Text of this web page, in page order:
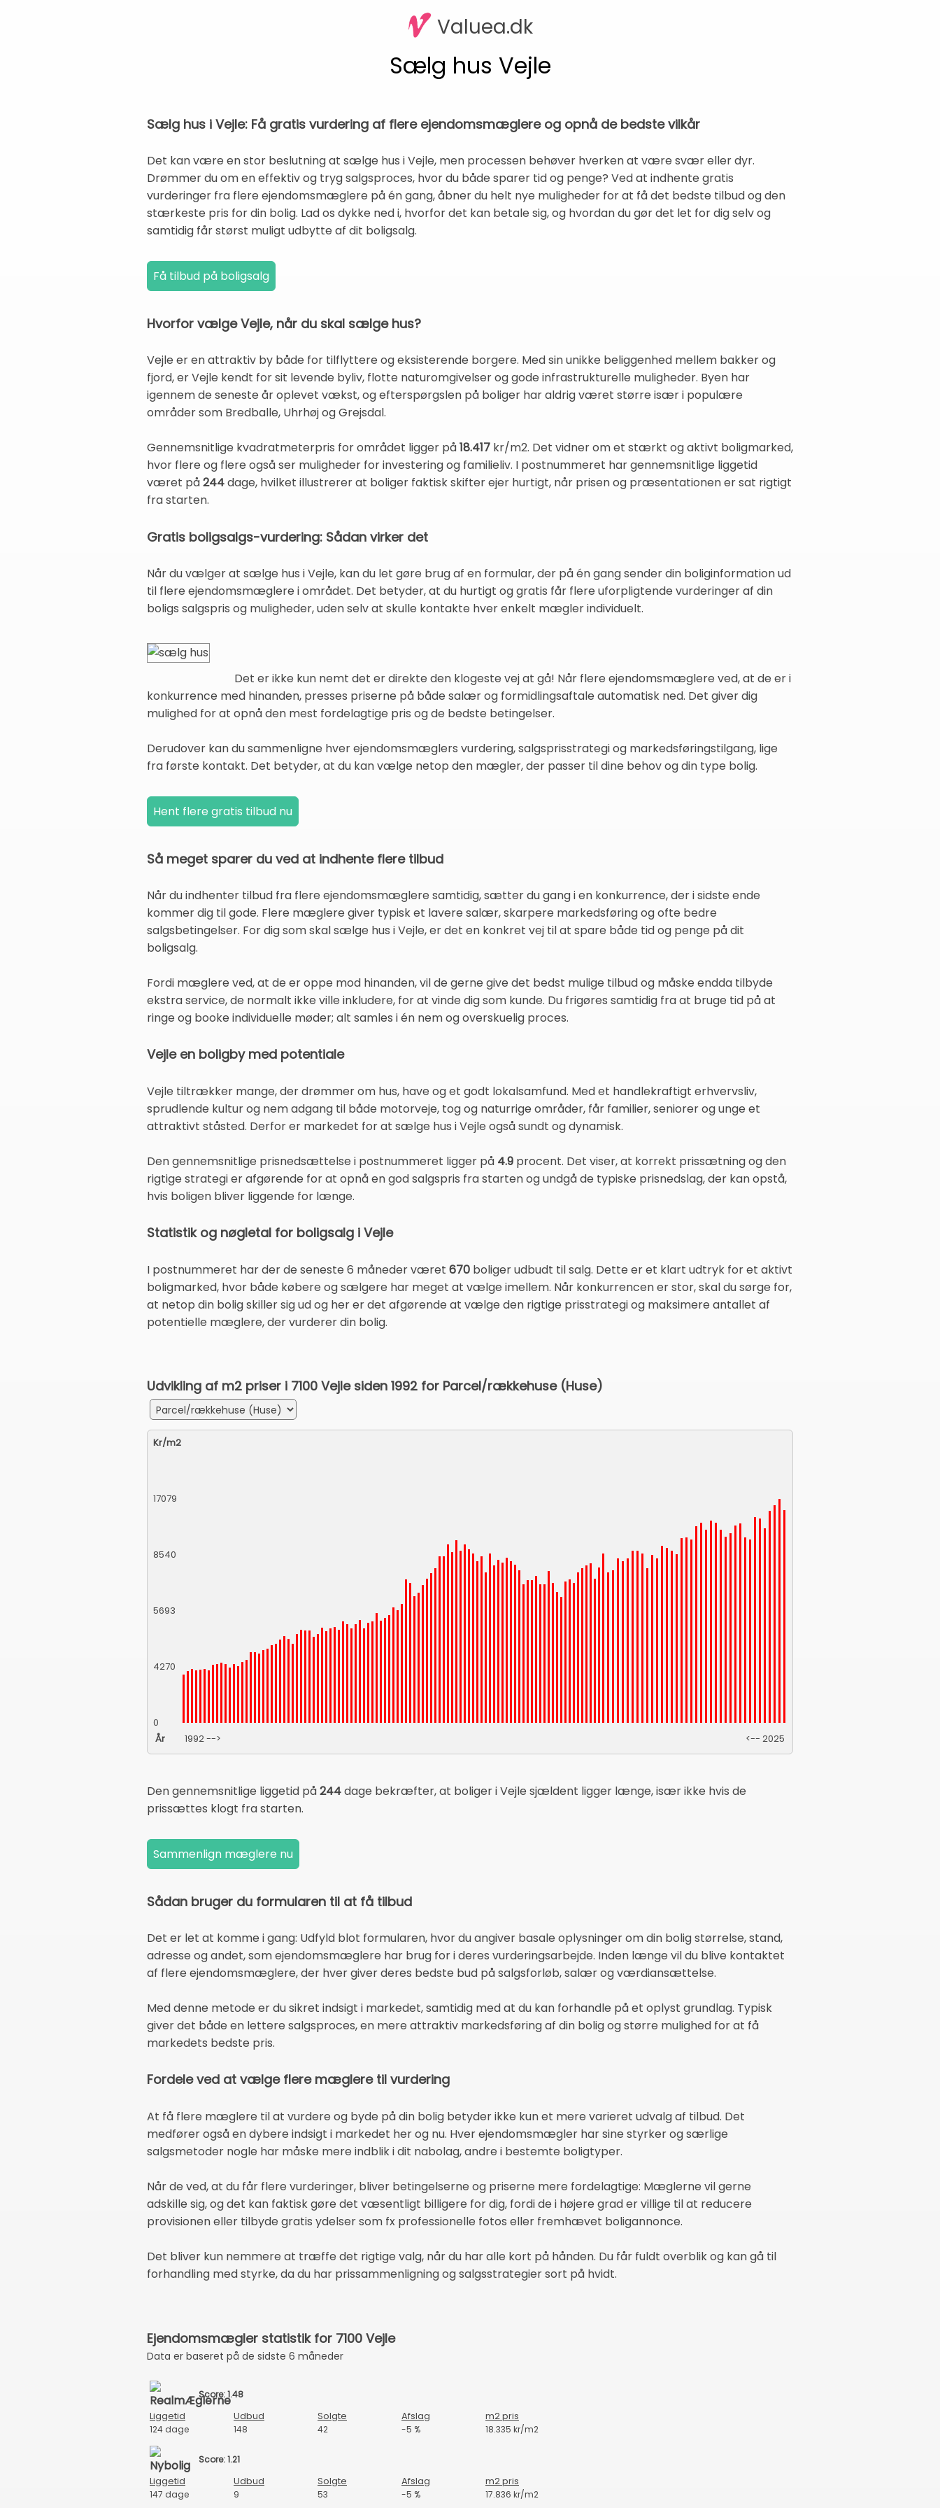
Valuea.dk
Sælg hus Vejle
Sælg hus i Vejle: Få gratis vurdering af flere ejendomsmæglere og opnå de bedste vilkår
Det kan være en stor beslutning at sælge hus i Vejle, men processen behøver hverken at være svær eller dyr.
Drømmer du om en effektiv og tryg salgsproces, hvor du både sparer tid og penge? Ved at indhente gratis
vurderinger fra flere ejendomsmæglere på én gang, åbner du helt nye muligheder for at få det bedste tilbud og den
stærkeste pris for din bolig. Lad os dykke ned i, hvorfor det kan betale sig, og hvordan du gør det let for dig selv og
samtidig får størst muligt udbytte af dit boligsalg.
Hvorfor vælge Vejle, når du skal sælge hus?
Vejle er en attraktiv by både for tilflyttere og eksisterende borgere. Med sin unikke beliggenhed mellem bakker og
fjord, er Vejle kendt for sit levende byliv, flotte naturomgivelser og gode infrastrukturelle muligheder. Byen har
igennem de seneste år oplevet vækst, og efterspørgslen på boliger har aldrig været større især i populære
områder som Bredballe, Uhrhøj og Grejsdal.
Gennemsnitlige kvadratmeterpris for området ligger på18.417 kr/m2. Det vidner om et stærkt og aktivt boligmarked,
hvor flere og flere også ser muligheder for investering og familieliv. I postnummeret har gennemsnitlige liggetid
været på244dage, hvilket illustrerer at boliger faktisk skifter ejer hurtigt, når prisen og præsentationen er sat rigtigt
fra starten.
Gratis boligsalgs-vurdering: Sådan virker det
Når du vælger at sælge hus i Vejle, kan du let gøre brug af en formular, der på én gang sender din boliginformation ud
til flere ejendomsmæglere i området. Det betyder, at du hurtigt og gratis får flere uforpligtende vurderinger af din
boligs salgspris og muligheder, uden selv at skulle kontakte hver enkelt mægler individuelt.
Det er ikke kun nemt det er direkte den klogeste vej at gå! Når flere ejendomsmæglere ved, at de er i
konkurrence med hinanden, presses priserne på både salær og formidlingsaftale automatisk ned. Det giver dig
mulighed for at opnå den mest fordelagtige pris og de bedste betingelser.
Derudover kan du sammenligne hver ejendomsmæglers vurdering, salgsprisstrategi og markedsføringstilgang, lige
fra første kontakt. Det betyder, at du kan vælge netop den mægler, der passer til dine behov og din type bolig.
Så meget sparer du ved at indhente flere tilbud
Når du indhenter tilbud fra flere ejendomsmæglere samtidig, sætter du gang i en konkurrence, der i sidste ende
kommer dig til gode. Flere mæglere giver typisk et lavere salær, skarpere markedsføring og ofte bedre
salgsbetingelser. For dig som skal sælge hus i Vejle, er det en konkret vej til at spare både tid og penge på dit
boligsalg.
Fordi mæglere ved, at de er oppe mod hinanden, vil de gerne give det bedst mulige tilbud og måske endda tilbyde
ekstra service, de normalt ikke ville inkludere, for at vinde dig som kunde. Du frigøres samtidig fra at bruge tid på at
ringe og booke individuelle møder; alt samles i én nem og overskuelig proces.
Vejle en boligby med potentiale
Vejle tiltrækker mange, der drømmer om hus, have og et godt lokalsamfund. Med et handlekraftigt erhvervsliv,
sprudlende kultur og nem adgang til både motorveje, tog og naturrige områder, får familier, seniorer og unge et
attraktivt ståsted. Derfor er markedet for at sælge hus i Vejle også sundt og dynamisk.
Den gennemsnitlige prisnedsættelse i postnummeret ligger på 4.9 procent. Det viser, at korrekt prissætning og den
rigtige strategi er afgørende for at opnå en god salgspris fra starten og undgå de typiske prisnedslag, der kan opstå,
hvis boligen bliver liggende for længe.
Statistik og nøgletal for boligsalg i Vejle
I postnummeret har der de seneste 6 måneder været 670 boliger udbudt til salg. Dette er et klart udtryk for et aktivt
boligmarked, hvor både købere og sælgere har meget at vælge imellem. Når konkurrencen er stor, skal du sørge for,
at netop din bolig skiller sig ud og her er det afgørende at vælge den rigtige prisstrategi og maksimere antallet af
potentielle mæglere, der vurderer din bolig.
Udvikling af m2 priser i 7100 Vejle siden 1992 for Parcel/rækkehuse (Huse)
Kr/m2
17079
8540
5693
4270
0
År
1992 --> <-- 2025
Den gennemsnitlige liggetid på244dage bekræfter, at boliger i Vejle sjældent ligger længe, især ikke hvis de
prissættes klogt fra starten.
Sådan bruger du formularen til at få tilbud
Det er let at komme i gang: Udfyld blot formularen, hvor du angiver basale oplysninger om din bolig størrelse, stand,
adresse og andet, som ejendomsmæglere har brug for i deres vurderingsarbejde. Inden længe vil du blive kontaktet
af flere ejendomsmæglere, der hver giver deres bedste bud på salgsforløb, salær og værdiansættelse.
Med denne metode er du sikret indsigt i markedet, samtidig med at du kan forhandle på et oplyst grundlag. Typisk
giver det både en lettere salgsproces, en mere attraktiv markedsføring af din bolig og større mulighed for at få
markedets bedste pris.
Fordele ved at vælge flere mæglere til vurdering
At få flere mæglere til at vurdere og byde på din bolig betyder ikke kun et mere varieret udvalg af tilbud. Det
medfører også en dybere indsigt i markedet her og nu. Hver ejendomsmægler har sine styrker og særlige
salgsmetoder nogle har måske mere indblik i dit nabolag, andre i bestemte boligtyper.
Når de ved, at du får flere vurderinger, bliver betingelserne og priserne mere fordelagtige: Mæglerne vil gerne
adskille sig, og det kan faktisk gøre det væsentligt billigere for dig, fordi de i højere grad er villige til at reducere
provisionen eller tilbyde gratis ydelser som fx professionelle fotos eller fremhævet boligannonce.
Det bliver kun nemmere at træffe det rigtige valg, når du har alle kort på hånden. Du får fuldt overblik og kan gå til
forhandling med styrke, da du har prissammenligning og salgsstrategier sort på hvidt.
Ejendomsmægler statistik for 7100 Vejle
Data er baseret på de sidste 6 måneder
Score: 1.48
Liggetid Udbud Solgte Afslag m2 pris
124 dage 148 42 -5 % 18.335 kr/m2
Score: 1.21
Liggetid Udbud Solgte Afslag m2 pris
147 dage 9 53 -5 % 17.836 kr/m2